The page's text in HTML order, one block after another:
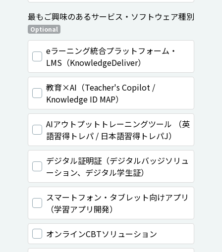
最もご興味のあるサービス・ソフトウェア種別
Optional
eラーニング統合プラットフォーム・
LMS（KnowledgeDeliver）
教育×AI（Teacher's Copilot /
Knowledge ID MAP）
AIアウトプットトレーニングツール （英
語習得トレパ / 日本語習得トレパJ）
デジタル証明証（デジタルバッジソリュ
ーション、デジタル学生証）
スマートフォン・タブレット向けアプリ
（学習アプリ開発）
オンラインCBTソリューション